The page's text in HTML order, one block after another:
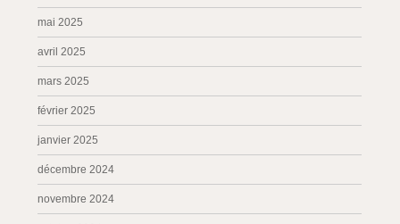
mai 2025
avril 2025
mars 2025
février 2025
janvier 2025
décembre 2024
novembre 2024